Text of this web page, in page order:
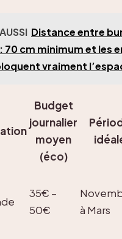
Distance entre
70 cm minimum et les
vraiment
Budget
journalier
moyen
(éco)
35€ –
50€
à Mars